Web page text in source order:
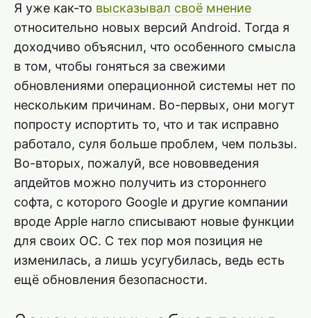
Я уже как-то высказывал своё мнение
относительно новых версий Android. Тогда я
доходчиво объяснил, что особенного смысла
в том, чтобы гоняться за свежими
обновлениями операционной системы нет по
нескольким причинам. Во-первых, они могут
попросту испортить то, что и так исправно
работало, суля больше проблем, чем пользы.
Во-вторых, пожалуй, все нововведения
апдейтов можно получить из стороннего
софта, с которого Google и другие компании
вроде Apple нагло списывают новые функции
для своих ОС. С тех пор моя позиция не
изменилась, а лишь усугубилась, ведь есть
ещё обновления безопасности.